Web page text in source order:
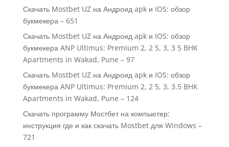
Скачать Mostbet UZ на Андроид apk и IOS: обзор
букмекера – 651
Скачать Mostbet UZ на Андроид apk и IOS: обзор
букмекера ANP Ultimus: Premium 2, 2 5, 3, 3 5 BHK
Apartments in Wakad, Pune – 97
Скачать Mostbet UZ на Андроид apk и IOS: обзор
букмекера ANP Ultimus: Premium 2, 2 5, 3, 3.5 BHK
Apartments in Wakad, Pune – 124
Скачать программу Мостбет на компьютер:
инструкция где и как скачать Mostbet для Windows –
721